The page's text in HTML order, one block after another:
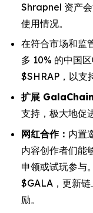
Shrapnel 资产
使用情况。
在符合市场和监
多 10% 的中国
$SHRAP，以支
扩展 GalaChain
支持，极大地促
网红合作： 内置
内容创作者们能
申领或试玩参与
$GALA，更新链
励。